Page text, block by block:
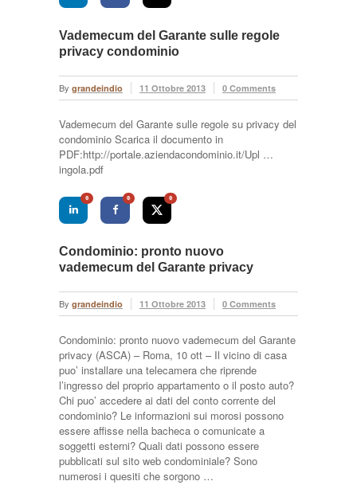
Vademecum del Garante sulle regole
privacy condominio
By grandeindio 11 Ottobre 2013 0 Comments
Vademecum del Garante sulle regole su privacy del
condominio Scarica il documento in
PDF:http://portale.aziendacondominio.it/Upl …
ingola.pdf
0 0 0
Condominio: pronto nuovo
vademecum del Garante privacy
By grandeindio 11 Ottobre 2013 0 Comments
Condominio: pronto nuovo vademecum del Garante
privacy (ASCA) – Roma, 10 ott – Il vicino di casa
puo’ installare una telecamera che riprende
l’ingresso del proprio appartamento o il posto auto?
Chi puo’ accedere ai dati del conto corrente del
condominio? Le informazioni sui morosi possono
essere affisse nella bacheca o comunicate a
soggetti esterni? Quali dati possono essere
pubblicati sul sito web condominiale? Sono
numerosi i quesiti che sorgono …